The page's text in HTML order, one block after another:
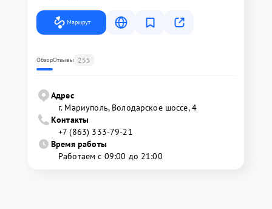
Маршрут
ОбзорОтзывы 255
Адрес
г. Мариуполь, Володарское шоссе, 4
Контакты
+7 (863) 333-79-21
Время работы
Работаем с 09:00 до 21:00